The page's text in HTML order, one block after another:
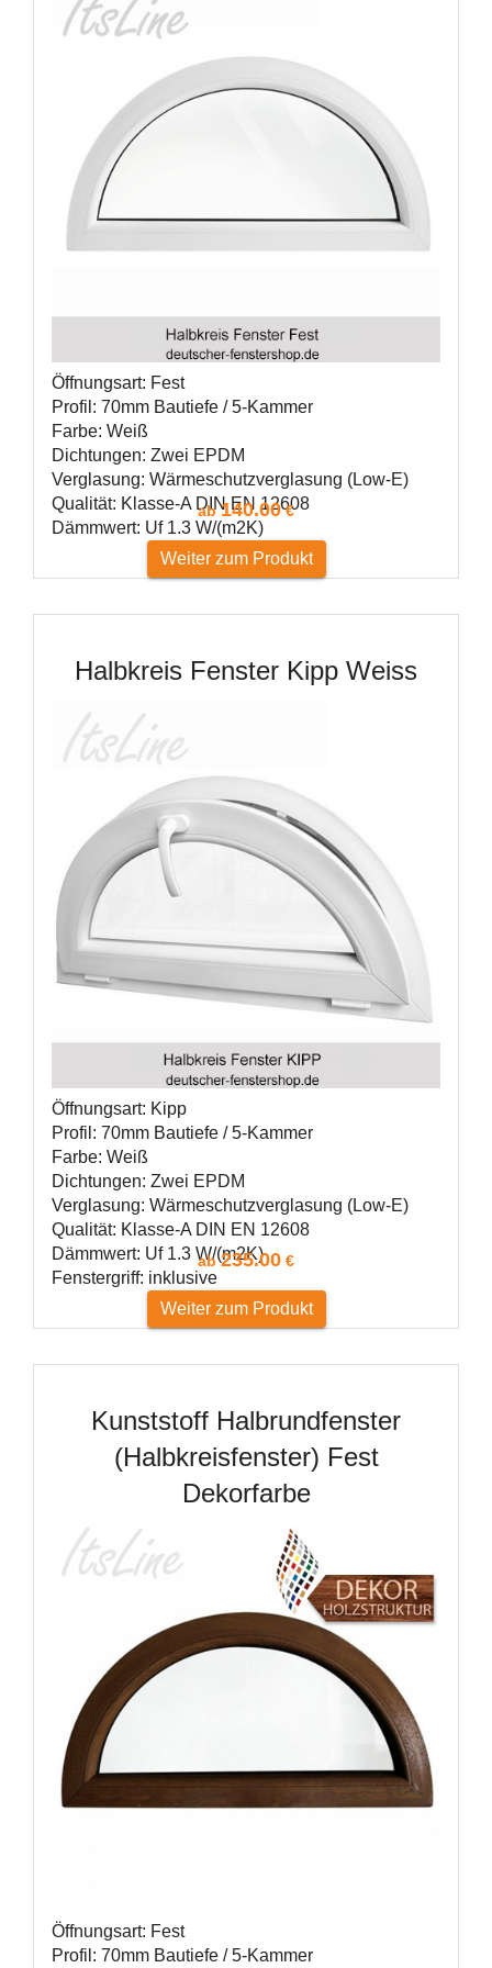
Verglasung
Insektenschutz Plissee
Fensterverglasung
Tür- und Fensterbeschläge
Fensterdichtungen
Folienfächer / Farbmuster
Brandschutzfenster
Fensterfarben
Fensterbeschläge
Öffnungsart: Fest
Profil: 70mm Bautiefe / 5-Kammer
Farbe: Weiß
Dichtungen: Zwei EPDM
Verglasung: Wärmeschutzverglasung (Low-E)
Qualität: Klasse-A DIN EN 12608
Dämmwert: Uf 1.3 W/(m2K)
ab140.00€
Weiter zum Produkt
Halbkreis Fenster Kipp Weiss
Öffnungsart: Kipp
Profil: 70mm Bautiefe / 5-Kammer
Farbe: Weiß
Dichtungen: Zwei EPDM
Verglasung: Wärmeschutzverglasung (Low-E)
Qualität: Klasse-A DIN EN 12608
Dämmwert: Uf 1.3 W/(m2K)
Fenstergriff: inklusive
ab235.00 €
Weiter zum Produkt
Kunststoff Halbrundfenster
(Halbkreisfenster) Fest
Dekorfarbe
Öffnungsart: Fest
Profil: 70mm Bautiefe / 5-Kammer